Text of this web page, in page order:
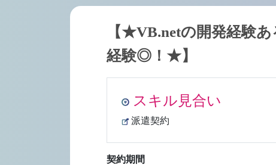
【★VB.netの開発経験
経験◎！★】
スキル見合い
派遣契約
契約期間